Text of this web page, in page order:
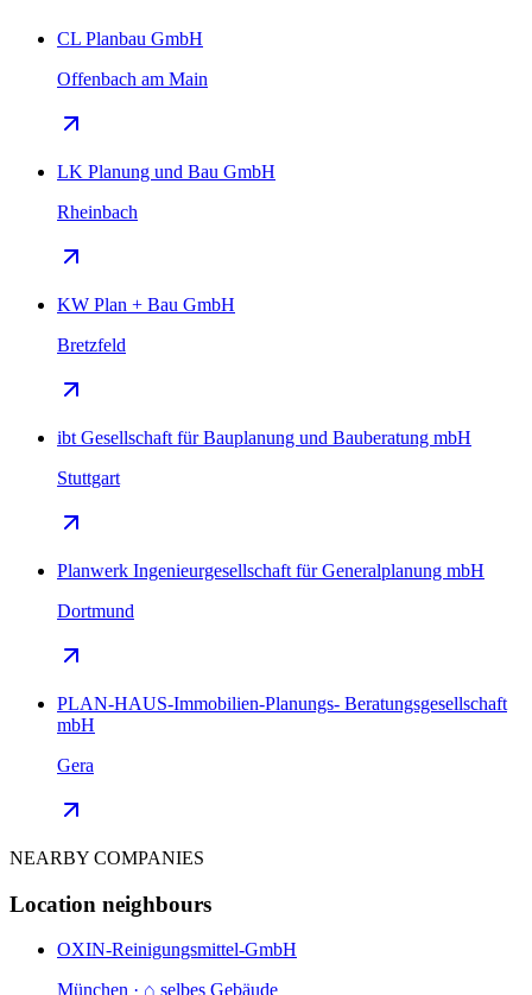
CL Planbau GmbH
Offenbach am Main
LK Planung und Bau GmbH
Rheinbach
KW Plan + Bau GmbH
Bretzfeld
ibt Gesellschaft für Bauplanung und Bauberatung mbH
Stuttgart
Planwerk Ingenieurgesellschaft für Generalplanung mbH
Dortmund
PLAN-HAUS-Immobilien-Planungs- Beratungsgesellschaft
mbH
Gera
NEARBY COMPANIES
Location neighbours
OXIN-Reinigungsmittel-GmbH
München · ⌂ selbes Gebäude